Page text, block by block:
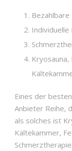
Eines der
Anbieter Reihe,
als solches ist
Kältekammer,